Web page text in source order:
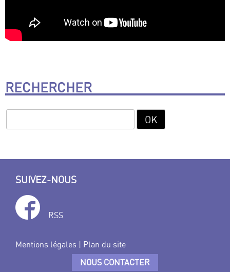
RECHERCHER
SUIVEZ-NOUS
RSS
Mentions légales | Plan du site
NOUS CONTACTER